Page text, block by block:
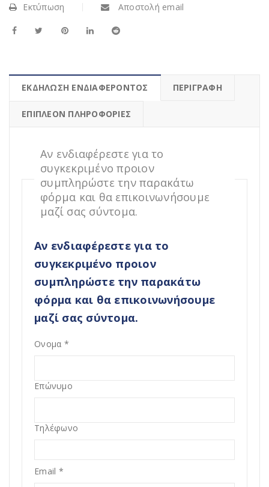
Εκτύπωση Αποστολή email
ΕΚΔΗΛΩΣΗ ΕΝΔΙΑΦΕΡΟΝΤΟΣ ΠΕΡΙΓΡΑΦΉ
ΕΠΙΠΛΈΟΝ ΠΛΗΡΟΦΟΡΊΕΣ
Αν ενδιαφέρεστε για το
συγκεκριμένο προιον
συμπληρώστε την παρακάτω
φόρμα και θα επικοινωνήσουμε
μαζί σας σύντομα.
Αν ενδιαφέρεστε για το
συγκεκριμένο προιον
συμπληρώστε την παρακάτω
φόρμα και θα επικοινωνήσουμε
μαζί σας σύντομα.
Ονομα *
Επώνυμο
Τηλέφωνο
Email *